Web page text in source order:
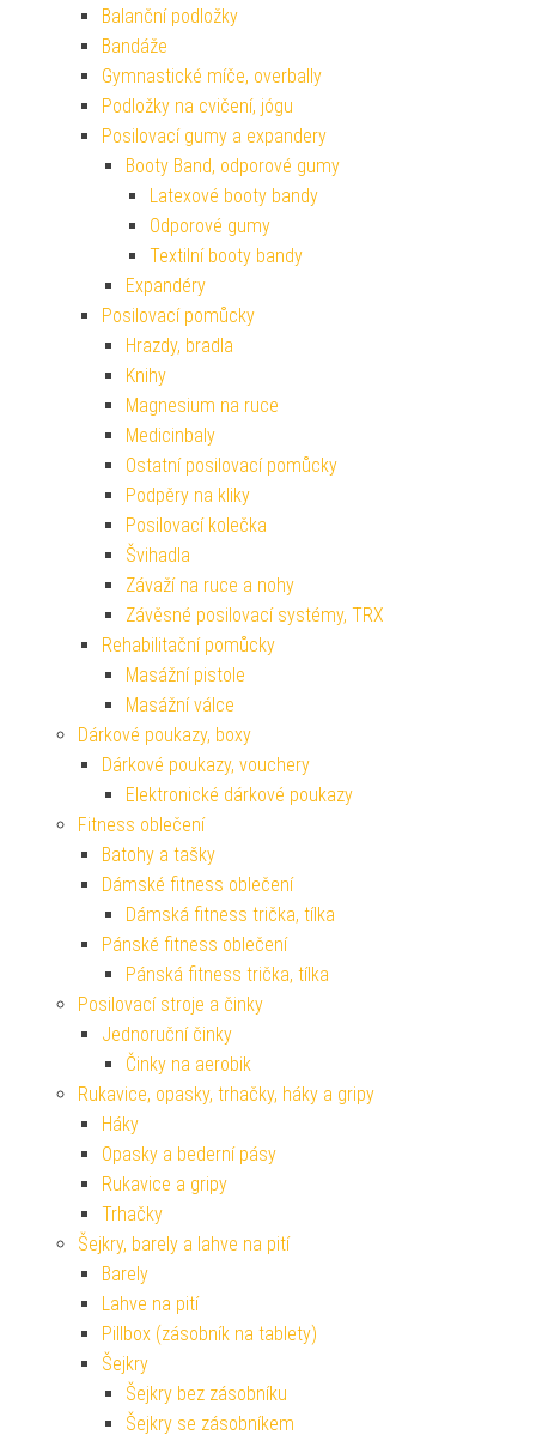
Balanční podložky
Bandáže
Gymnastické míče, overbally
Podložky na cvičení, jógu
Posilovací gumy a expandery
Booty Band, odporové gumy
Latexové booty bandy
Odporové gumy
Textilní booty bandy
Expandéry
Posilovací pomůcky
Hrazdy, bradla
Knihy
Magnesium na ruce
Medicinbaly
Ostatní posilovací pomůcky
Podpěry na kliky
Posilovací kolečka
Švihadla
Závaží na ruce a nohy
Závěsné posilovací systémy, TRX
Rehabilitační pomůcky
Masážní pistole
Masážní válce
Dárkové poukazy, boxy
Dárkové poukazy, vouchery
Elektronické dárkové poukazy
Fitness oblečení
Batohy a tašky
Dámské fitness oblečení
Dámská fitness trička, tílka
Pánské fitness oblečení
Pánská fitness trička, tílka
Posilovací stroje a činky
Jednoruční činky
Činky na aerobik
Rukavice, opasky, trhačky, háky a gripy
Háky
Opasky a bederní pásy
Rukavice a gripy
Trhačky
Šejkry, barely a lahve na pití
Barely
Lahve na pití
Pillbox (zásobník na tablety)
Šejkry
Šejkry bez zásobníku
Šejkry se zásobníkem